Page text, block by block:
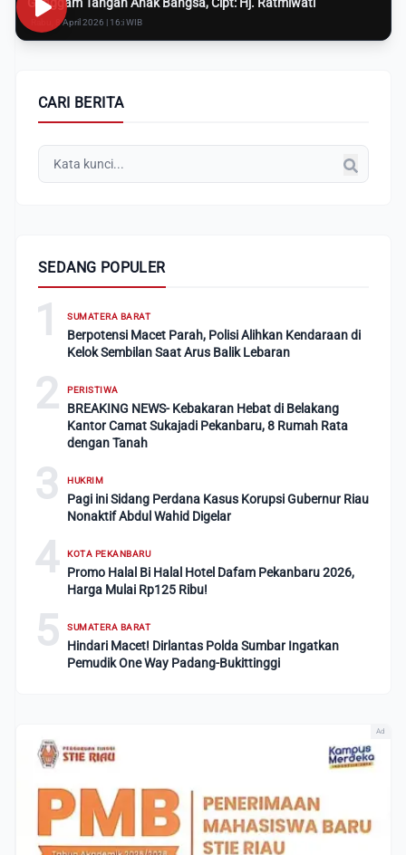
Rabu, 8 April 2026 | 16:i WIB
CARI BERITA
SEDANG POPULER
1 SUMATERA BARAT
Berpotensi Macet Parah, Polisi Alihkan Kendaraan di
Kelok Sembilan Saat Arus Balik Lebaran
2 PERISTIWA
BREAKING NEWS- Kebakaran Hebat di Belakang
Kantor Camat Sukajadi Pekanbaru, 8 Rumah Rata
dengan Tanah
3 HUKRIM
Pagi ini Sidang Perdana Kasus Korupsi Gubernur Riau
Nonaktif Abdul Wahid Digelar
4 KOTA PEKANBARU
Promo Halal Bi Halal Hotel Dafam Pekanbaru 2026,
Harga Mulai Rp125 Ribu!
5 SUMATERA BARAT
Hindari Macet! Dirlantas Polda Sumbar Ingatkan
Pemudik One Way Padang-Bukittinggi
Ad